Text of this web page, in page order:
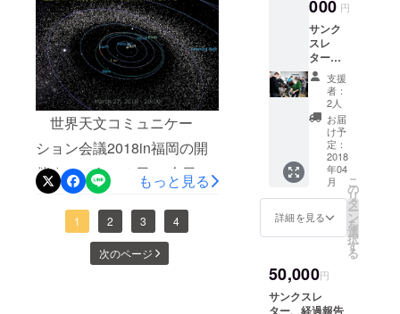
のですが、貸し出し用のPC
でMITAKAの世界を堪能して
いました。 また、こちら
はポスター会場での様子。
今回は、多数のポスター発
表の申し込みがあったた
め、大会の真ん中で、ポス
ターの入れ替わりがありま
した。ポスター発表といい
つつも、このように立体的
なモノを展示したり、チラ
ン職人が作り上げたもので
す。 （参照：善太郎商店ブ
ログ） このお菓子は２８日
まで、福岡市科学館１Fにて
数量限定で販売されていま
したが、連日、売り切れて
しまうほどの大人気。ぜ
ひ、シリーズ化して通販サ
イトなどでも手に入るよう
にしてもらいたいです。
（筆者は買い損ねてしまっ
は、定員300名の６Fサイエ
ンスホールがメイン会場、
同時通訳レシーバーを通し
て、日本語の音声も流れて
きます。また、４Fの実験室
三つがサテライト会場と
なっており、そのうち一部
屋が日本語音声、二つがオ
リジナル音声となっていま
す。写真は、来年のIAU100
周年に向けたレポートが話
ましたが、最終日分まで
やっぱりちゃんとご紹介し
たいので、遅ればせながら
アップいたします。
ーーーーーーーーーーーー
ーーーーーーーーーーーー
ーーーーーーーーーーーー
ーーーーーーーとうとう、
プログラム紹介も最終日と
なってしまいました。 最終
日（3/28）のプログラムは
ト！」 ―経過
報告 第5弾―
世界天文コミュニケー
ション会議2018in福岡の開
催まで、あと２日。 今日は
四日目のプログラムについ
てご紹介します。 第4日
（3/27）のプログラムは次
もっと見る
1 2 3 4
次のページ
000 円
サンク
スレ
ター、
経過報
告レ
ポー
ト
CAP20
18in福
岡大会
全日参
加券1枚
（大会
参加券
は2017
～12月
頃お届
け予
支援
者：
2人
お届
け予
定：
2018
年04
月
詳細を見る
こ
の
リ
タ
ー
ン
を
選
択
す
る
50,000円
サンクスレ
ター、経過報告